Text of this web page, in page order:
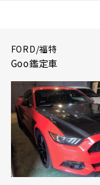
FORD/福特
Goo鑑定車